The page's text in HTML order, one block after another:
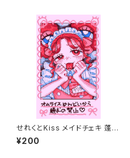
せれくとKiss メイドチェキ 蓬莱
りりか
¥200